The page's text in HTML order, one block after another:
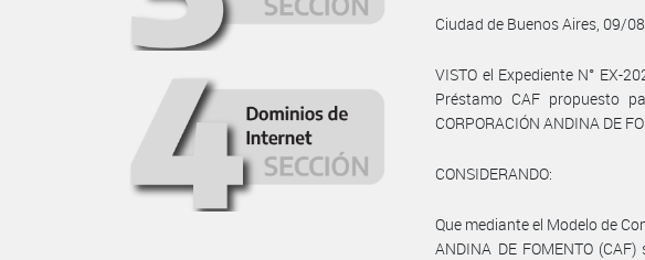
Ciudad de Buenos Aires, 09/
VISTO el Expediente N° EX-
Préstamo CAF propuesto
CORPORACIÓN ANDINA DE
CONSIDERANDO:
Que mediante el Modelo de
ANDINA DE FOMENTO